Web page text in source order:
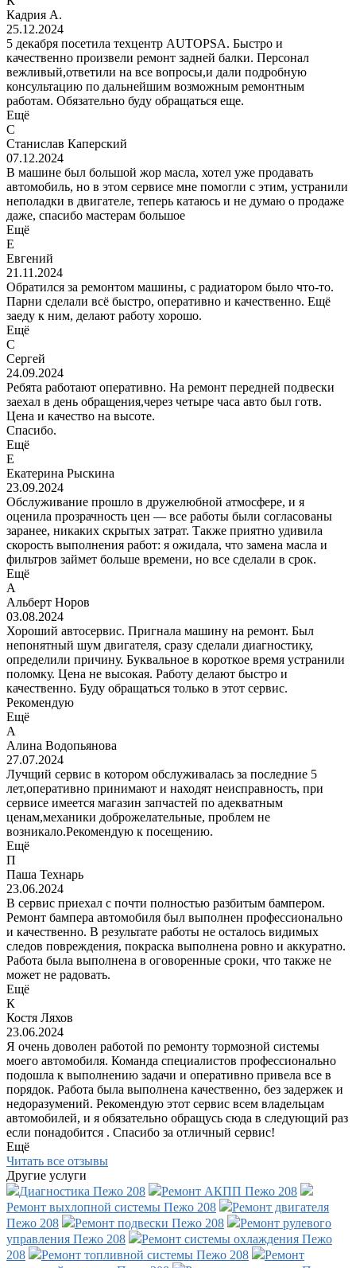
Кадрия А.
25.12.2024
5 декабря посетила техцентр AUTOPSA. Быстро и
качественно произвели ремонт задней балки. Персонал
вежливый,ответили на все вопросы,и дали подробную
консультацию по дальнейшим возможным ремонтным
работам. Обязательно буду обращаться еще.
Ещё
С
Станислав Каперский
07.12.2024
В машине был большой жор масла, хотел уже продавать
автомобиль, но в этом сервисе мне помогли с этим, устранили
неполадки в двигателе, теперь катаюсь и не думаю о продаже
даже, спасибо мастерам большое
Ещё
Е
Евгений
21.11.2024
Обратился за ремонтом машины, с радиатором было что-то.
Парни сделали всё быстро, оперативно и качественно. Ещё
заеду к ним, делают работу хорошо.
Ещё
С
Сергей
24.09.2024
Ребята работают оперативно. На ремонт передней подвески
заехал в день обращения,через четыре часа авто был готв.
Цена и качество на высоте.
Спасибо.
Ещё
Е
Екатерина Рыскина
23.09.2024
Обслуживание прошло в дружелюбной атмосфере, и я
оценила прозрачность цен — все работы были согласованы
заранее, никаких скрытых затрат. Также приятно удивила
скорость выполнения работ: я ожидала, что замена масла и
фильтров займет больше времени, но все сделали в срок.
Ещё
А
Альберт Норов
03.08.2024
Хороший автосервис. Пригнала машину на ремонт. Был
непонятный шум двигателя, сразу сделали диагностику,
определили причину. Буквальное в короткое время устранили
поломку. Цена не высокая. Работу делают быстро и
качественно. Буду обращаться только в этот сервис.
Рекомендую
Ещё
А
Алина Водопьянова
27.07.2024
Лучщий сервис в котором обслуживалась за последние 5
лет,оперативно принимают и находят неисправность, при
сервисе имеется магазин запчастей по адекватным
ценам,механики доброжелательные, проблем не
возникало.Рекомендую к посещению.
Ещё
П
Паша Технарь
23.06.2024
В сервис приехал с почти полностью разбитым бампером.
Ремонт бампера автомобиля был выполнен профессионально
и качественно. В результате работы не осталось видимых
следов повреждения, покраска выполнена ровно и аккуратно.
Работа была выполнена в оговоренные сроки, что также не
может не радовать.
Ещё
К
Костя Ляхов
23.06.2024
Я очень доволен работой по ремонту тормозной системы
моего автомобиля. Команда специалистов профессионально
подошла к выполнению задачи и оперативно привела все в
порядок. Работа была выполнена качественно, без задержек и
недоразумений. Рекомендую этот сервис всем владельцам
автомобилей, и я обязательно обращусь сюда в следующий раз
если понадобится . Спасибо за отличный сервис!
Ещё
Читать все отзывы
Другие услуги
Диагностика Пежо 208
Ремонт АКПП Пежо 208
Ремонт выхлопной системы Пежо 208
Ремонт двигателя
Пежо 208
Ремонт подвески Пежо 208
Ремонт рулевого
управления Пежо 208
Ремонт системы охлаждения Пежо
208
Ремонт топливной системы Пежо 208
Ремонт